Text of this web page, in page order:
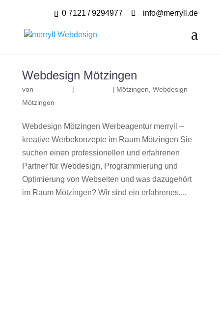
0 7121 / 9294977 info@merryll.de
Webdesign Mötzingen
von | | Mötzingen Webdesign
Mötzingen
Webdesign Mötzingen Werbeagentur merryll –
kreative Werbekonzepte im Raum Mötzingen Sie
suchen einen professionellen und erfahrenen
Partner für Webdesign, Programmierung und
Optimierung von Webseiten und was dazugehört
im Raum Mötzingen? Wir sind ein erfahrenes,...